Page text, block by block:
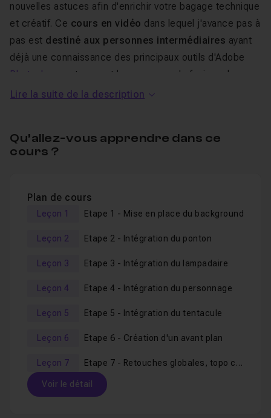
nouvelles astuces afin d'enrichir votre bagage technique
et créatif. Ce cours en vidéo dans lequel j'avance pas à
pas est destiné aux personnes intermédiaires ayant
déjà une connaissance des principaux outils d'Adobe
Photoshop
, notamment les masques de fusions, la
gestion générale des calques, l'utilisation des calques
Si vous n'êtes pas encore familiers de ces outils et que
ce type de rendu vous intéresse, alors je vous invite
Photomontage Créatif Simple par la Pratique
lequel je détaille plus précisément les outils employés
ateliers plus avancés comme celui-ci.
afin d'obtenir des réponses à vos soucis. Je reste à
votre disposition pour toutes questions.
n'hésitez pas si le besoin s'en fait sentir, à accélérer la
vidéo, l'outil de visionnage le permet.
Tous lesfichiers nécessaires
Je vous souhaite une bonne formation et vous dis à tout
Lire la suite de la description
Qu’allez-vous apprendre dans ce
cours ?
Plan de cours
Leçon 1 Etape 1 - Mise en place du background
Leçon 2 Etape 2 - Intégration du ponton
Leçon 3 Etape 3 - Intégration du lampadaire
Leçon 4 Etape 4 - Intégration du personnage
Leçon 5 Etape 5 - Intégration du tentacule
Leçon 6 Etape 6 - Création d'un avant plan
Leçon 7 Etape 7 - Retouches globales, topo créatif et conclusion
Voir le détail